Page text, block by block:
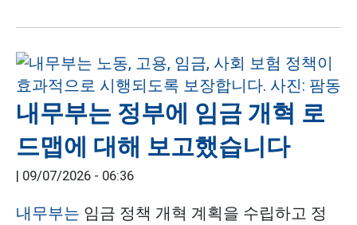
내무부는 정부에 임금 개혁 로
드맵에 대해 보고했습니다
09/07/2026 - 06:36
내무부는 임금 정책 개혁 계획을 수립하고 정